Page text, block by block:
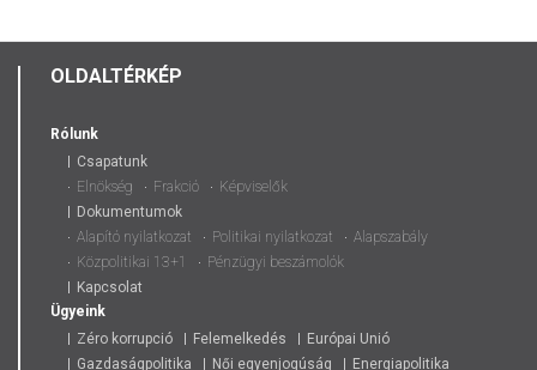
OLDALTÉRKÉP
Rólunk
Csapatunk
Elnökség
Frakció
Képviselők
Dokumentumok
Alapító nyilatkozat
Politikai nyilatkozat
Alapszabály
Közpolitikai 13+1
Pénzügyi beszámolók
Kapcsolat
Ügyeink
Zéro korrupció
Felemelkedés
Európai Unió
Gazdaságpolitika
Női egyenjogúság
Energiapolitika